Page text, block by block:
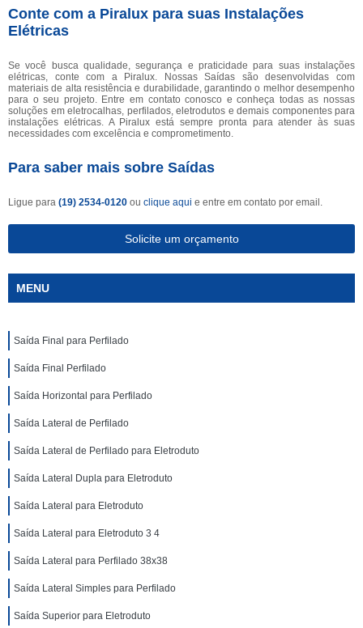
Conte com a Piralux para suas Instalações
Elétricas
Se você busca qualidade, segurança e praticidade para suas instalações
elétricas, conte com a Piralux. Nossas Saídas são desenvolvidas com
materiais de alta resistência e durabilidade, garantindo o melhor desempenho
para o seu projeto. Entre em contato conosco e conheça todas as nossas
soluções em eletrocalhas, perfilados, eletrodutos e demais componentes para
instalações elétricas. A Piralux está sempre pronta para atender às suas
necessidades com excelência e comprometimento.
Para saber mais sobre Saídas
Ligue para (19) 2534-0120 ou clique aqui e entre em contato por email.
Solicite um orçamento
MENU
Saída Final para Perfilado
Saída Final Perfilado
Saída Horizontal para Perfilado
Saída Lateral de Perfilado
Saída Lateral de Perfilado para Eletroduto
Saída Lateral Dupla para Eletroduto
Saída Lateral para Eletroduto
Saída Lateral para Eletroduto 3 4
Saída Lateral para Perfilado 38x38
Saída Lateral Simples para Perfilado
Saída Superior para Eletroduto